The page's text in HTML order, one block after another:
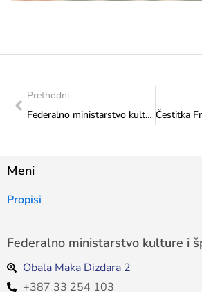
Prethodni
Federalno ministarstvo kulture i športa predstavlja Podcast „Koraci naslijeđa“ u srijedu, 8. 7. 2026. godine u 11:00 sati na Youtube kanalu Federalnog ministarstva kulture i športa
Meni
Propisi
Federalno ministarstvo kulture i
Obala Maka Dizdara 2
+387 33 254 103